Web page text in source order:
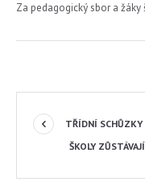
Za pedagogický sbor a
TŘÍDNÍ
ŠKOLY